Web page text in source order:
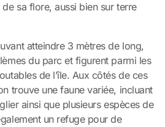
sa flore, aussi bien sur terre
atteindre 3 mètres de long,
du parc et figurent parmi les
de l’île. Aux côtés de ces
trouve une faune variée, incluant
ainsi que plusieurs espèces de
un refuge pour de